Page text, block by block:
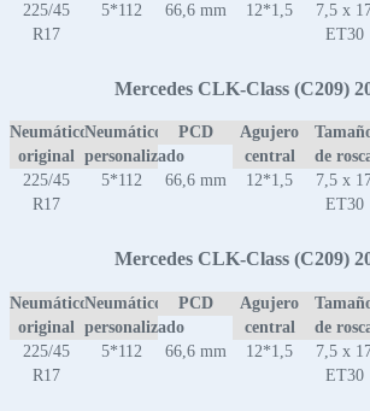
225/45
R17
5*112 66,6 mm 12*1,5
7,5 x
ET30
Mercedes CLK-Class (C209)
Neumático
original
Neumático
personalizado
PCD
Agujero
central
de
225/45
R17
5*112 66,6 mm 12*1,5
7,5 x
ET30
Mercedes CLK-Class (C209)
Neumático
original
Neumático
personalizado
PCD
Agujero
central
de
225/45
R17
5*112 66,6 mm 12*1,5
7,5 x
ET30